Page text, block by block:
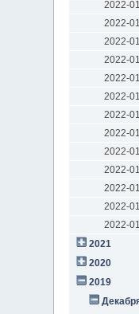
2022-
2022-
2022-
2022-
2022-
2022-
2022-
2022-
2022-
2022-
2022-
2022-
2022-
2021
2020
2019